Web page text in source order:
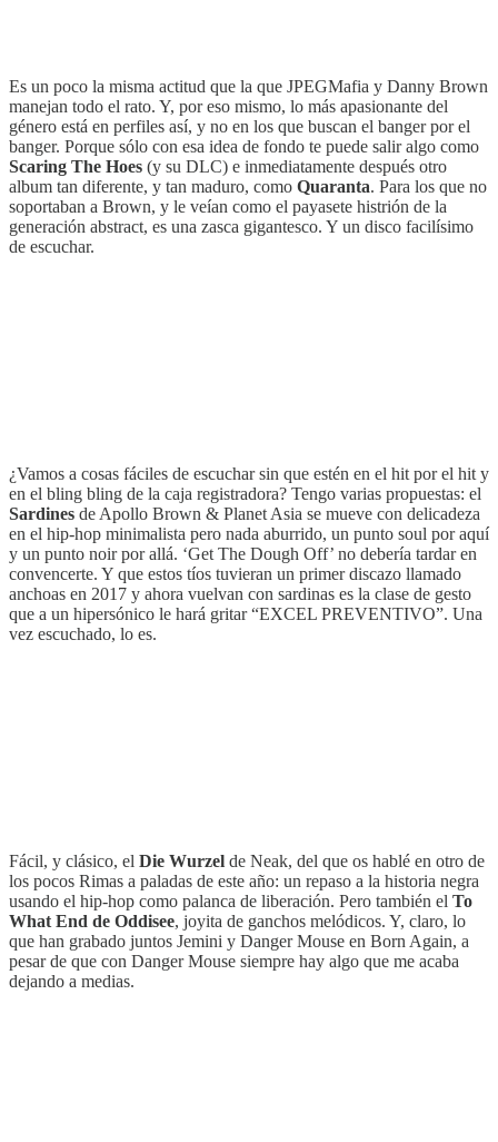
Es un poco la misma actitud que la que JPEGMafia y Danny Brown
manejan todo el rato. Y, por eso mismo, lo más apasionante del
género está en perfiles así, y no en los que buscan el banger por el
banger. Porque sólo con esa idea de fondo te puede salir algo como
Scaring The Hoes (y su DLC) e inmediatamente después otro
album tan diferente, y tan maduro, como Quaranta. Para los que no
soportaban a Brown, y le veían como el payasete histrión de la
generación abstract, es una zasca gigantesco. Y un disco facilísimo
de escuchar.
¿Vamos a cosas fáciles de escuchar sin que estén en el hit por el hit y
en el bling bling de la caja registradora? Tengo varias propuestas: el
Sardines de Apollo Brown & Planet Asia se mueve con delicadeza
en el hip-hop minimalista pero nada aburrido, un punto soul por aquí
y un punto noir por allá. ‘Get The Dough Off’ no debería tardar en
convencerte. Y que estos tíos tuvieran un primer discazo llamado
anchoas en 2017 y ahora vuelvan con sardinas es la clase de gesto
que a un hipersónico le hará gritar “EXCEL PREVENTIVO”. Una
vez escuchado, lo es.
Fácil, y clásico, el Die Wurzel de Neak, del que os hablé en otro de
los pocos Rimas a paladas de este año: un repaso a la historia negra
usando el hip-hop como palanca de liberación. Pero también el To
What End de Oddisee, joyita de ganchos melódicos. Y, claro, lo
que han grabado juntos Jemini y Danger Mouse en Born Again, a
pesar de que con Danger Mouse siempre hay algo que me acaba
dejando a medias.